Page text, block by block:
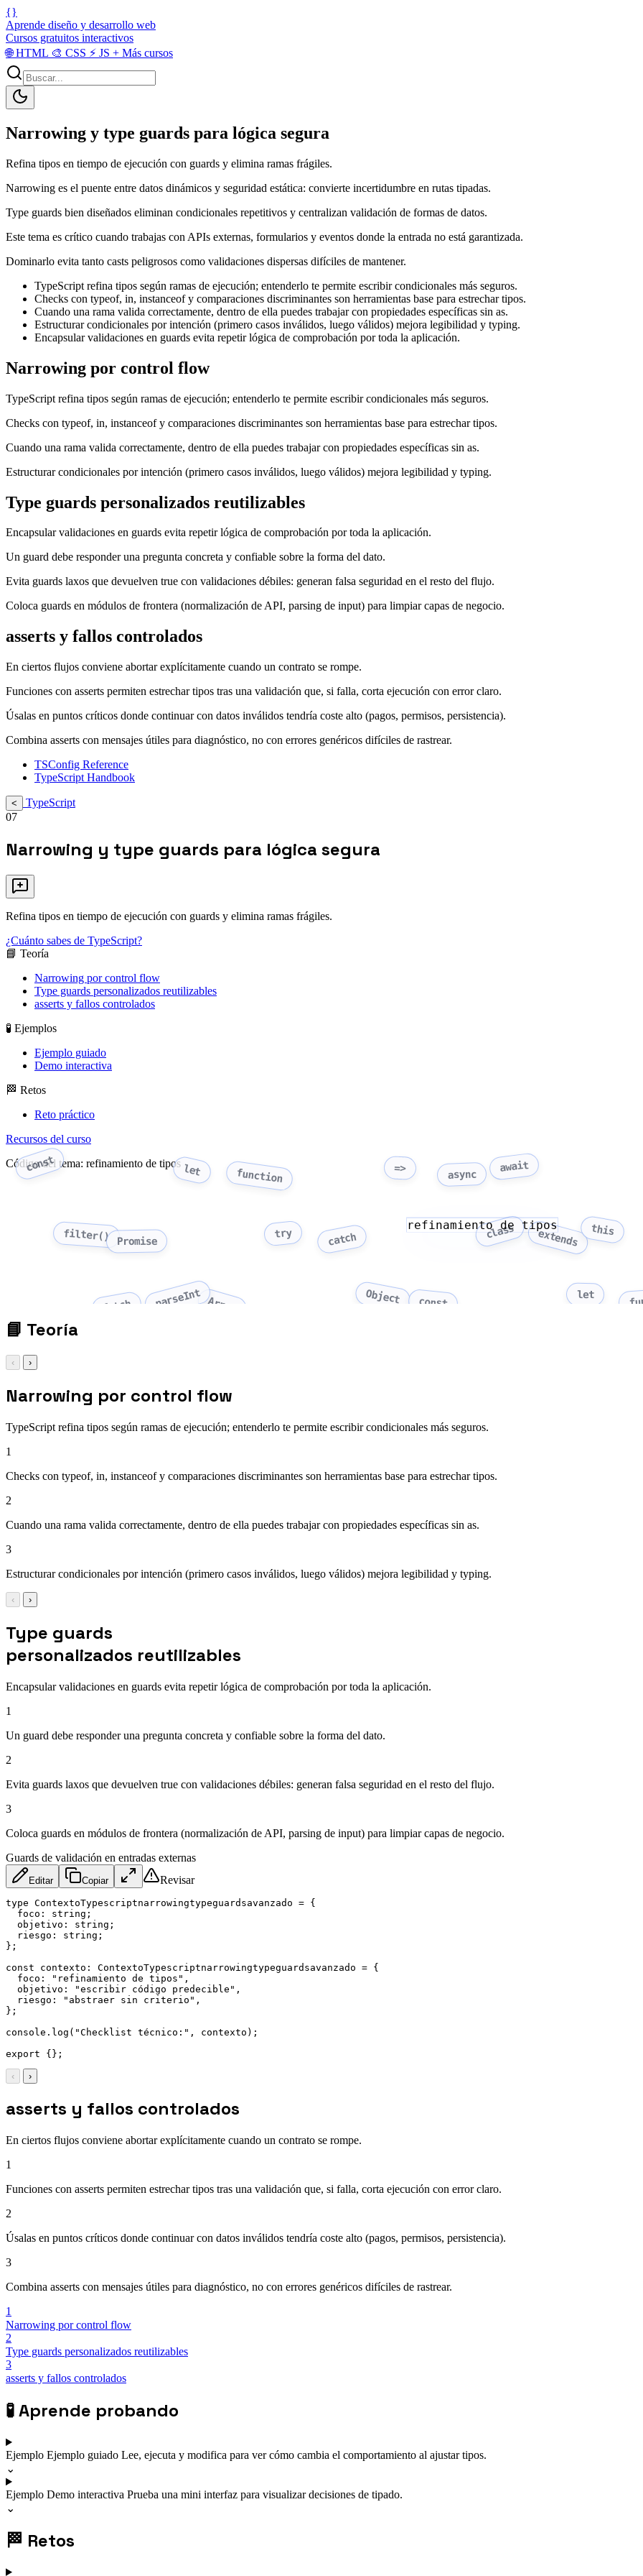
{}
Aprende diseño y desarrollo web
Cursos gratuitos interactivos
🌐HTML 🎨 CSS ⚡ JS + Más cursos
Narrowing y type guards para lógica segura
Refina tipos en tiempo de ejecución con guards y elimina ramas frágiles.
Narrowing es el puente entre datos dinámicos y seguridad estática: convierte incertidumbre en rutas tipadas.
Type guards bien diseñados eliminan condicionales repetitivos y centralizan validación de formas de datos.
Este tema es crítico cuando trabajas con APIs externas, formularios y eventos donde la entrada no está garantizada.
Dominarlo evita tanto casts peligrosos como validaciones dispersas difíciles de mantener.
TypeScript refina tipos según ramas de ejecución; entenderlo te permite escribir condicionales más seguros.
Checks con typeof, in, instanceof y comparaciones discriminantes son herramientas base para estrechar tipos.
Cuando una rama valida correctamente, dentro de ella puedes trabajar con propiedades específicas sin as.
Estructurar condicionales por intención (primero casos inválidos, luego válidos) mejora legibilidad y typing.
Encapsular validaciones en guards evita repetir lógica de comprobación por toda la aplicación.
Narrowing por control flow
TypeScript refina tipos según ramas de ejecución; entenderlo te permite escribir condicionales más seguros.
Checks con typeof, in, instanceof y comparaciones discriminantes son herramientas base para estrechar tipos.
Cuando una rama valida correctamente, dentro de ella puedes trabajar con propiedades específicas sin as.
Estructurar condicionales por intención (primero casos inválidos, luego válidos) mejora legibilidad y typing.
Type guards personalizados reutilizables
Encapsular validaciones en guards evita repetir lógica de comprobación por toda la aplicación.
Un guard debe responder una pregunta concreta y confiable sobre la forma del dato.
Evita guards laxos que devuelven true con validaciones débiles: generan falsa seguridad en el resto del flujo.
Coloca guards en módulos de frontera (normalización de API, parsing de input) para limpiar capas de negocio.
asserts y fallos controlados
En ciertos flujos conviene abortar explícitamente cuando un contrato se rompe.
Funciones con asserts permiten estrechar tipos tras una validación que, si falla, corta ejecución con error claro.
Úsalas en puntos críticos donde continuar con datos inválidos tendría coste alto (pagos, permisos, persistencia).
Combina asserts con mensajes útiles para diagnóstico, no con errores genéricos difíciles de rastrear.
TSConfig Reference
TypeScript Handbook
<
TypeScript
07
Narrowing y type guards para lógica segura
Refina tipos en tiempo de ejecución con guards y elimina ramas frágiles.
¿Cuánto sabes de TypeScript?
📘 Teoría
Narrowing por control flow
Type guards personalizados reutilizables
asserts y fallos controlados
🧪 Ejemplos
Ejemplo guiado
Demo interactiva
🏁 Retos
Reto práctico
Recursos del curso
Código del tema: refinamiento de tipos
const let function =>
async
await
filter() Promise
try catch class extends this
fetch parseInt Array Object const
let
refinamiento de tipos
📘 Teoría
‹ ›
Narrowing por control flow
TypeScript refina tipos según ramas de ejecución; entenderlo te permite escribir condicionales más seguros.
1
Checks con typeof, in, instanceof y comparaciones discriminantes son herramientas base para estrechar tipos.
2
Cuando una rama valida correctamente, dentro de ella puedes trabajar con propiedades específicas sin as.
3
Estructurar condicionales por intención (primero casos inválidos, luego válidos) mejora legibilidad y typing.
‹ ›
Type guards
personalizados reutilizables
Encapsular validaciones en guards evita repetir lógica de comprobación por toda la aplicación.
1
Un guard debe responder una pregunta concreta y confiable sobre la forma del dato.
2
Evita guards laxos que devuelven true con validaciones débiles: generan falsa seguridad en el resto del flujo.
3
Coloca guards en módulos de frontera (normalización de API, parsing de input) para limpiar capas de negocio.
Guards de validación en entradas externas
Editar Copiar Revisar
type ContextoTypescriptnarrowingtypeguardsavanzado = {
foco : string ;
objetivo : string ;
riesgo : string ;
} ;
const
contexto : ContextoTypescriptnarrowingtypeguardsavanzado = {
foco : "refinamiento de tipos" ,
objetivo : "escribir código predecible" ,
riesgo : "abstraer sin criterio" ,
} ;
console . log ( "Checklist técnico:" , contexto ) ;
export
{} ;
‹ ›
asserts y fallos controlados
En ciertos flujos conviene abortar explícitamente cuando un contrato se rompe.
1
Funciones con asserts permiten estrechar tipos tras una validación que, si falla, corta ejecución con error claro.
2
Úsalas en puntos críticos donde continuar con datos inválidos tendría coste alto (pagos, permisos, persistencia).
3
Combina asserts con mensajes útiles para diagnóstico, no con errores genéricos difíciles de rastrear.
1
Narrowing por control flow
2
Type guards personalizados reutilizables
3
asserts y fallos controlados
🧪Aprende probando
Ejemplo Ejemplo guiado Lee, ejecuta y modifica para ver cómo cambia el comportamiento al ajustar tipos.
⌄
Ejemplo Demo interactiva Prueba una mini interfaz para visualizar decisiones de tipado.
⌄
🏁 Retos